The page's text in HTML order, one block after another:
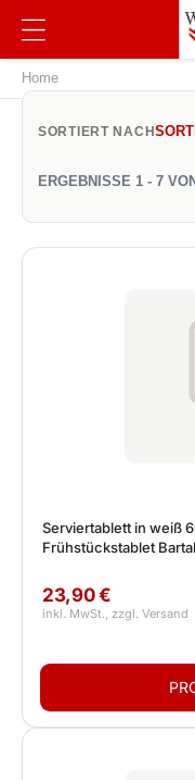
Home
SORTIERT NACH
ERGEBNISSE 1 - 7
Serviertablett in weiß
Frühstückstablet
23,90 €